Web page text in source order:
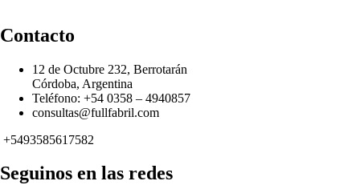
Contacto
12 de Octubre 232, Berrotarán
Córdoba, Argentina
Teléfono: +54 0358 – 4940857
consultas@fullfabril.com
+5493585617582
Seguinos en las redes